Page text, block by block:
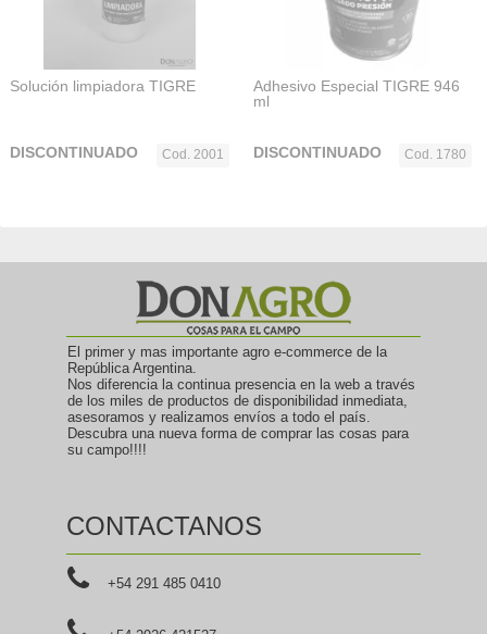
Solución limpiadora TIGRE
Cod. 2001
DISCONTINUADO
Adhesivo Especial TIGRE 946
ml
Cod. 1780
DISCONTINUADO
El primer y mas importante agro e-commerce de la
República Argentina.
Nos diferencia la continua presencia en la web a través
de los miles de productos de disponibilidad inmediata,
asesoramos y realizamos envíos a todo el país.
Descubra una nueva forma de comprar las cosas para
su campo!!!!
CONTACTANOS
+54 291 485 0410